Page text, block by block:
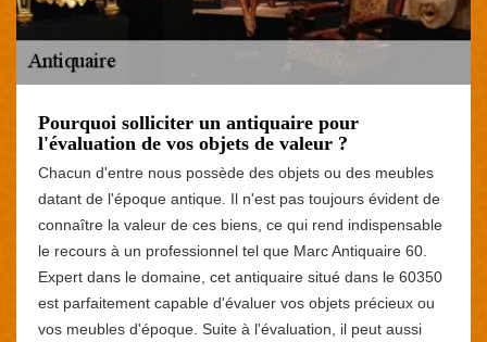
Pourquoi solliciter un antiquaire pour
l'évaluation de vos objets de valeur ?
Chacun d'entre nous possède des objets ou des meubles
datant de l'époque antique. Il n'est pas toujours évident de
connaître la valeur de ces biens, ce qui rend indispensable
le recours à un professionnel tel que Marc Antiquaire 60.
Expert dans le domaine, cet antiquaire situé dans le 60350
est parfaitement capable d'évaluer vos objets précieux ou
vos meubles d'époque. Suite à l'évaluation, il peut aussi